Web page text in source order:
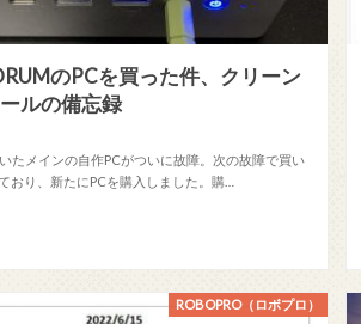
のPCを買った件、クリーン
ルの備忘録
たメインの自作PCがついに故障。次の故障で買い
おり、新たにPCを購入しました。購…
ROBOPRO（ロボプロ）